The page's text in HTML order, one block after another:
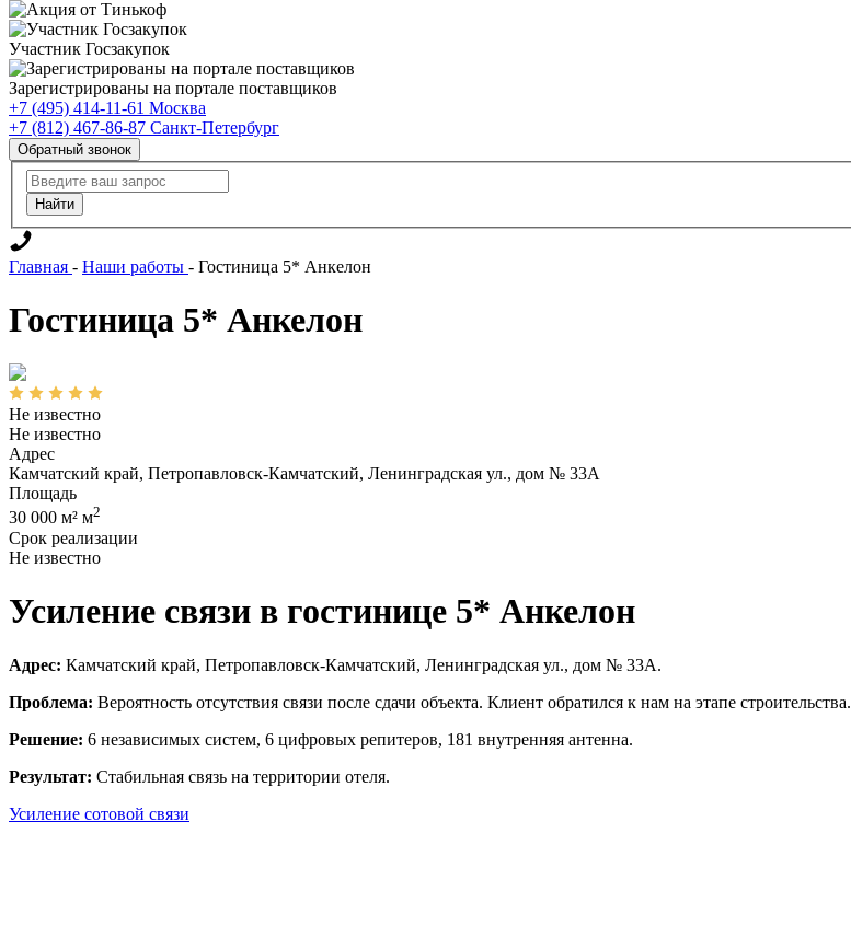
Участник Госзакупок
Зарегистрированы на портале поставщиков
+7 (495) 414-11-61 Москва
+7 (812) 467-86-87 Санкт-Петербург
Обратный звонок
Главная - Наши работы - Гостиница 5* Анкелон
Гостиница 5* Анкелон
Не известно
Не известно
Адрес
Камчатский край, Петропавловск-Камчатский, Ленинградская ул., дом № 33А
Площадь
30 000 м² м2
Срок реализации
Не известно
Усиление связи в гостинице 5* Анкелон
Адрес: Камчатский край, Петропавловск-Камчатский, Ленинградская ул., дом № 33А.
Проблема: Вероятность отсутствия связи после сдачи объекта. Клиент обратился к нам на этапе строительства.
Решение: 6 независимых систем, 6 цифровых репитеров, 181 внутренняя антенна.
Результат: Стабильная связь на территории отеля.
Усиление сотовой связи